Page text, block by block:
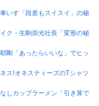
いす「段差もスイスイ」の秘
ク・生駒崇光社長「変形の秘
剛「あったらいいな」でヒッ
ス!オネスティーズのTシャツ
しカップラーメン「引き算で